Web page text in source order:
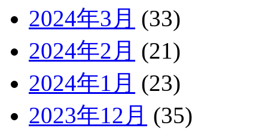
2024年3月 (33)
2024年2月 (21)
2024年1月 (23)
2023年12月 (35)